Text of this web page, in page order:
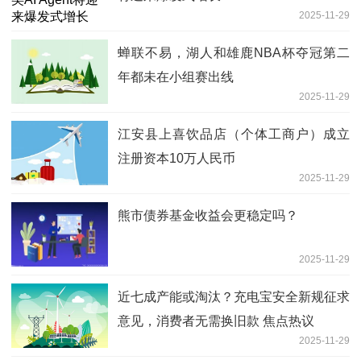
2025-11-29
蝉联不易，湖人和雄鹿NBA杯夺冠第二
年都未在小组赛出线
2025-11-29
江安县上喜饮品店（个体工商户）成立
注册资本10万人民币
2025-11-29
熊市债券基金收益会更稳定吗？
2025-11-29
近七成产能或淘汰？充电宝安全新规征求
意见，消费者无需换旧款 焦点热议
2025-11-29